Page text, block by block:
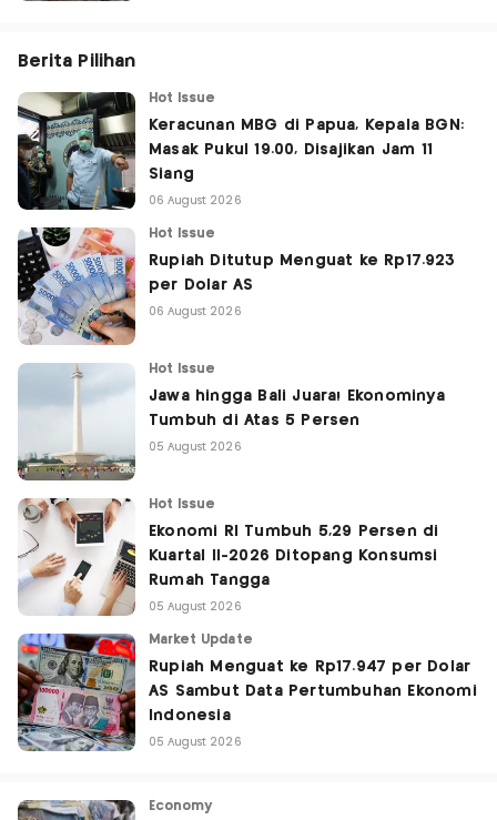
Berita Pilihan
Hot Issue
Keracunan MBG di Papua, Kepala BGN:
Masak Pukul 19.00, Disajikan Jam 11
Siang
06 August 2026
Hot Issue
Rupiah Ditutup Menguat ke Rp17.923
per Dolar AS
06 August 2026
Hot Issue
Jawa hingga Bali Juara! Ekonominya
Tumbuh di Atas 5 Persen
05 August 2026
Hot Issue
Ekonomi RI Tumbuh 5,29 Persen di
Kuartal II-2026 Ditopang Konsumsi
Rumah Tangga
05 August 2026
Market Update
Rupiah Menguat ke Rp17.947 per Dolar
AS Sambut Data Pertumbuhan Ekonomi
Indonesia
05 August 2026
Economy